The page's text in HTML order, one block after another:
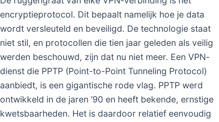
encryptieprotocol. Dit bepaalt namelijk hoe je data
wordt versleuteld en beveiligd. De technologie staat
niet stil, en protocollen die tien jaar geleden als veilig
werden beschouwd, zijn dat nu niet meer. Een VPN-
dienst die PPTP (Point-to-Point Tunneling Protocol)
aanbiedt, is een gigantische rode vlag. PPTP werd
ontwikkeld in de jaren ’90 en heeft bekende, ernstige
kwetsbaarheden. Het is daardoor relatief eenvoudig